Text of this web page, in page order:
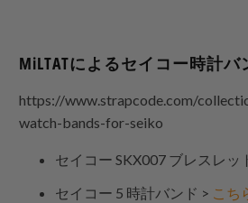
MiLTATによるセイコー時計
https://www.strapcode.com/
watch-bands-for-seiko
セイコー SKX007 ブレスレッ
セイコー 5 時計バンド > こち